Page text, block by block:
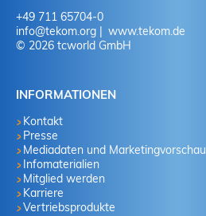
+49 711 65704-0
info@tekom.org
www.tekom.de
© 2026 tcworld GmbH
INFORMATIONEN
Kontakt
Presse
Mediadaten und Marketingvorschau
Infomaterialien
Mitglied werden
Karriere
Vertriebsprodukte